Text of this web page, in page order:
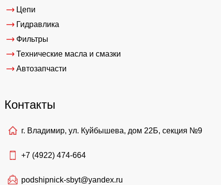
Цепи
Гидравлика
Фильтры
Технические масла и смазки
Автозапчасти
Контакты
г. Владимир, ул. Куйбышева, дом 22Б, секция №9
+7 (4922) 474-664
podshipnick-sbyt@yandex.ru